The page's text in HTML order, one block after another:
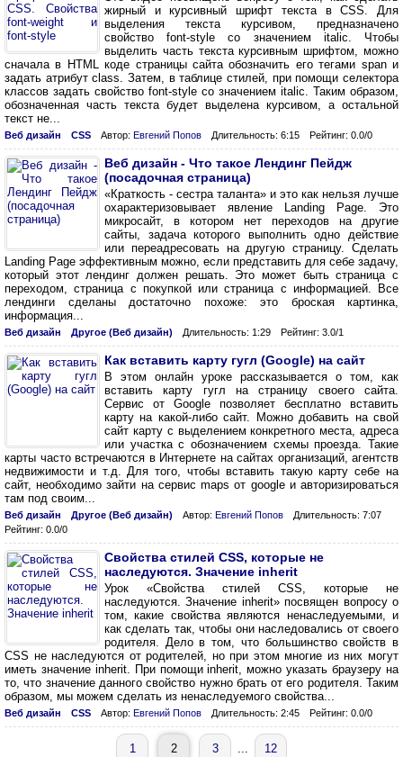
жирный и курсивный шрифт текста в CSS. Для
выделения текста курсивом, предназначено
свойство font-style со значением italic. Чтобы
выделить часть текста курсивным шрифтом, можно
сначала в HTML коде страницы сайта обозначить его тегами span и
задать атрибут class. Затем, в таблице стилей, при помощи селектора
классов задать свойство font-style со значением italic. Таким образом,
обозначенная часть текста будет выделена курсивом, а остальной
текст не...
Веб дизайн CSS Автор: Евгений Попов Длительность: 6:15 Рейтинг: 0.0/0
Веб дизайн - Что такое Лендинг Пейдж
(посадочная страница)
«Краткость - сестра таланта» и это как нельзя лучше
охарактеризовывает явление Landing Page. Это
микросайт, в котором нет переходов на другие
сайты, задача которого выполнить одно действие
или переадресовать на другую страницу. Сделать
Landing Page эффективным можно, если представить для себе задачу,
который этот лендинг должен решать. Это может быть страница с
переходом, страница с покупкой или страница с информацией. Все
лендинги сделаны достаточно похоже: это броская картинка,
информация...
Веб дизайн Другое (Веб дизайн) Длительность: 1:29 Рейтинг: 3.0/1
Как вставить карту гугл (Google) на сайт
В этом онлайн уроке рассказывается о том, как
вставить карту гугл на страницу своего сайта.
Сервис от Google позволяет бесплатно вставить
карту на какой-либо сайт. Можно добавить на свой
сайт карту с выделением конкретного места, адреса
или участка с обозначением схемы проезда. Такие
карты часто встречаются в Интернете на сайтах организаций, агентств
недвижимости и т.д. Для того, чтобы вставить такую карту себе на
сайт, необходимо зайти на сервис maps от google и авторизироваться
там под своим...
Веб дизайн Другое (Веб дизайн) Автор: Евгений Попов
Длительность: 7:07
Рейтинг: 0.0/0
Свойства стилей CSS, которые не
наследуются. Значение inherit
Урок «Свойства стилей CSS, которые не
наследуются. Значение inherit» посвящен вопросу о
том, какие свойства являются ненаследуемыми, и
как сделать так, чтобы они наследовались от своего
родителя. Дело в том, что большинство свойств в
CSS не наследуются от родителей, но при этом многие из них могут
иметь значение inherit. При помощи inherit, можно указать браузеру на
то, что значение данного свойство нужно брать от его родителя. Таким
образом, мы можем сделать из ненаследуемого свойства...
Веб дизайн CSS Автор: Евгений Попов Длительность: 2:45 Рейтинг: 0.0/0
1 2 3 ... 12